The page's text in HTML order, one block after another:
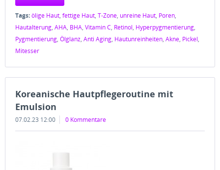
Tags:ölige Haut, fettige Haut, T-Zone, unreine Haut, Poren,
Hautalterung, AHA, BHA, Vitamin C, Retinol, Hyperpygmentierung,
Pygmentierung, Ölglanz, Anti Aging, Hautunreinheiten, Akne, Pickel,
Mitesser
Koreanische Hautpflegeroutine mit
Emulsion
07.02.23 12:00 0 Kommentare